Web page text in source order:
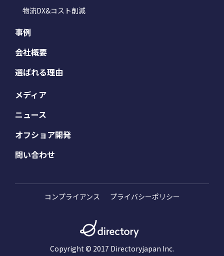
物流DX&コスト削減
事例
会社概要
選ばれる理由
メディア
ニュース
オフショア開発
問い合わせ
コンプライアンス プライバシーポリシー
Copyright © 2017 Directoryjapan Inc.